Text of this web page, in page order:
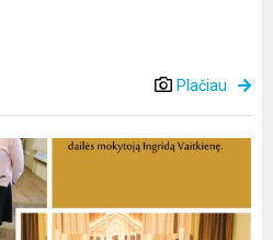
Plačiau